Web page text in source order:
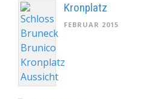
Kronplatz
FEBRUAR 2015